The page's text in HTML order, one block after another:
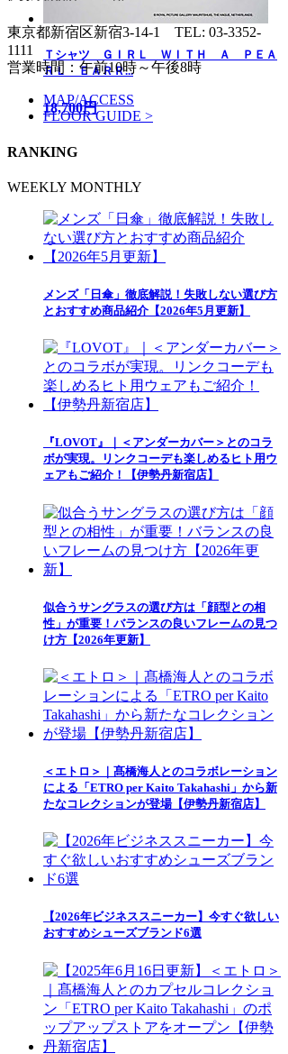
Ｔシャツ ＧＩＲＬ ＷＩＴＨ Ａ ＰＥＡ
ＲＬ ＥＡＲＲ...
18,700円
東京都新宿区新宿3-14-1 TEL: 03-3352-
1111
営業時間：午前10時～午後8時
MAP/ACCESS
FLOOR GUIDE >
RANKING
WEEKLY MONTHLY
メンズ「日傘」徹底解説！失敗しない選び方
とおすすめ商品紹介【2026年5月更新】
『LOVOT』｜＜アンダーカバー＞とのコラ
ボが実現。リンクコーデも楽しめるヒト用ウ
ェアもご紹介！【伊勢丹新宿店】
似合うサングラスの選び方は「顔型との相
性」が重要！バランスの良いフレームの見つ
け方【2026年更新】
＜エトロ＞｜髙橋海人とのコラボレーション
による「ETRO per Kaito Takahashi」から新
たなコレクションが登場【伊勢丹新宿店】
【2026年ビジネススニーカー】今すぐ欲しい
おすすめシューズブランド6選